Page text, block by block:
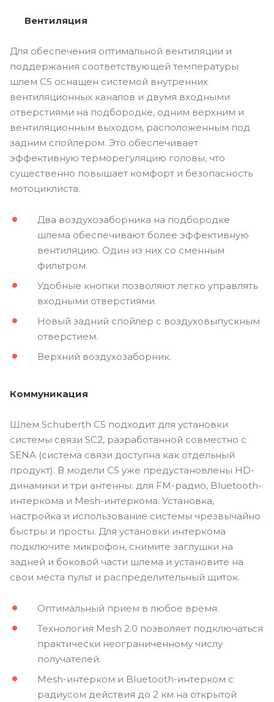
Вентиляция
Для обеспечения оптимальной вентиляции и
поддержания соответствующей температуры
шлем С5 оснащен системой внутренних
вентиляционных каналов и двумя входными
отверстиями на подбородке, одним верхним и
вентиляционным выходом, расположенным под
задним спойлером. Это обеспечивает
эффективную терморегуляцию головы, что
существенно повышает комфорт и безопасность
мотоциклиста.
Два воздухозаборника на подбородке
шлема обеспечивают более эффективную
вентиляцию. Один из них со сменным
фильтром.
Удобные кнопки позволяют легко управлять
входными отверстиями.
Новый задний спойлер с воздуховыпускным
отверстием.
Верхний воздухозаборник.
Коммуникация
Шлем Schuberth C5 подходит для установки
системы связи SC2, разработанной совместно с
SENA (система связи доступна как отдельный
продукт). В модели C5 уже предустановлены HD-
динамики и три антенны: для FM-радио, Bluetooth-
интеркома и Mesh-интеркома. Установка,
настройка и использование системы чрезвычайно
быстры и просты. Для установки интеркома
подключите микрофон, снимите заглушки на
задней и боковой части шлема и установите на
свои места пульт и распределительный щиток.
Оптимальный прием в любое время.
Технология Mesh 2.0 позволяет подключаться
практически неограниченному числу
получателей.
Mesh-интерком и Bluetooth-интерком с
радиусом действия до 2 км на открытой